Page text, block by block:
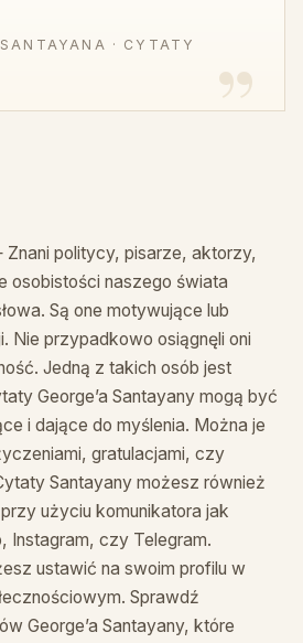
· CYTATY
politycy, pisarze, aktorzy,
osobistości naszego świata
Są one motywujące lub
Nie przypadkowo osiągnęli oni
Jedną z takich osób jest
George’a Santayany mogą być
i dające do myślenia. Można je
gratulacjami, czy
Santayany możesz również
użyciu komunikatora jak
Instagram, czy Telegram.
ustawić na swoim profilu w
Sprawdź
George’a Santayany, które